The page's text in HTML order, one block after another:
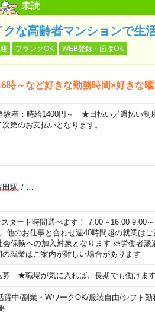
未読
な高齢者マンションで生
ブランクOK WEB登録・面接OK
時～など好きな勤務時間×好きな曜
者：時給1400円～ ★日払い／週払い制
第のお支払いとなります。
田駅/
タート時間選べます！ 7:00～16:00 9:00
他のお仕事と合わせ週40時間超の就業は
会保険への加入対象となります ※労働者派
就業はご案内が難しい場合があります
★職場が気に入れば、長期でも働けます
躍中/副業・WワークOK/服装自由/シフト勤